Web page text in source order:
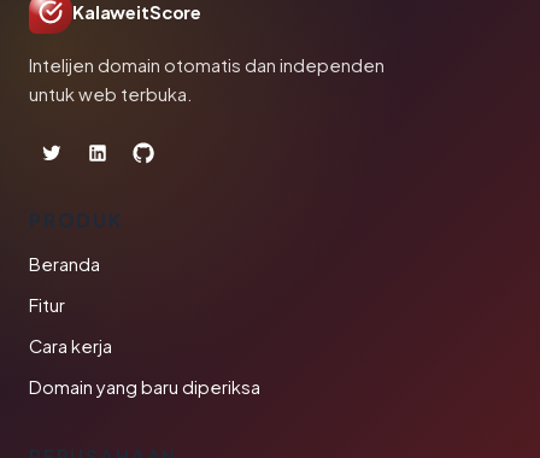
KalaweitScore
Intelijen domain otomatis dan independen
untuk web terbuka.
PRODUK
Beranda
Fitur
Cara kerja
Domain yang baru diperiksa